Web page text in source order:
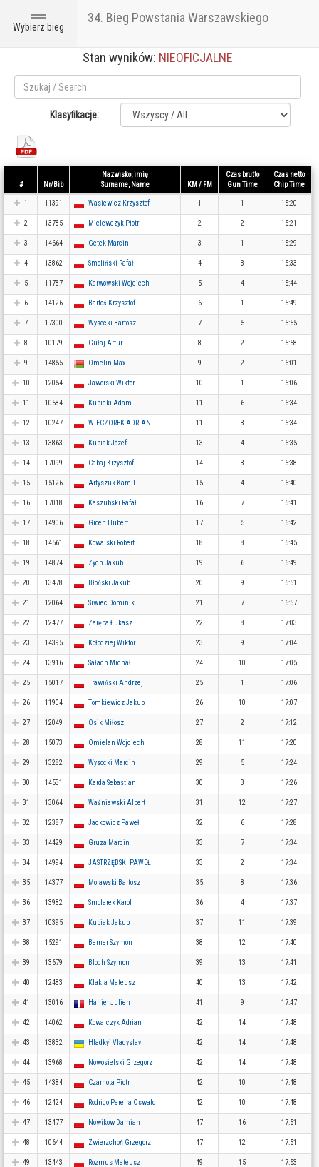
Toggle
navigation
Wybierz bieg
34. Bieg Powstania Warszawskiego
Stan wyników: NIEOFICJALNE
Klasyfikacje:
# Nr/Bib
Nazwisko, imię
Surname, Name
KM / FM
Czas brutto
Gun Time
Czas netto
Chip Time
1 11391 Wasiewicz Krzysztof 1 1 15:20
2 13785 Mielewczyk Piotr 2 2 15:21
3 14664 Getek Marcin 3 1 15:29
4 13862 Smoliński Rafał 4 3 15:33
5 11787 Karwowski Wojciech 5 4 15:44
6 14126 Bartoś Krzysztof 6 1 15:49
7 17300 Wysocki Bartosz 7 5 15:55
8 10179 Gułaj Artur 8 2 15:58
9 14855 Omelin Max 9 2 16:01
10 12054 Jaworski Wiktor 10 1 16:06
11 10584 Kubicki Adam 11 6 16:34
12 10247 WIECZOREK ADRIAN 11 3 16:34
13 13863 Kubiak Józef 13 4 16:35
14 17099 Cabaj Krzysztof 14 3 16:38
15 15126 Artyszuk Kamil 15 4 16:40
16 17018 Kaszubski Rafał 16 7 16:41
17 14906 Groen Hubert 17 5 16:42
18 14561 Kowalski Robert 18 8 16:45
19 14874 Zych Jakub 19 6 16:49
20 13478 Błoński Jakub 20 9 16:51
21 12064 Siwiec Dominik 21 7 16:57
22 12477 Zaręba Łukasz 22 8 17:03
23 14395 Kołodziej Wiktor 23 9 17:04
24 13916 Sałach Michał 24 10 17:05
25 15017 Trawiński Andrzej 25 1 17:06
26 11904 Tomkiewicz Jakub 26 10 17:07
27 12049 Osik Miłosz 27 2 17:12
28 15073 Omielan Wojciech 28 11 17:20
29 13282 Wysocki Marcin 29 5 17:24
30 14531 Karda Sebastian 30 3 17:26
31 13064 Waśniewski Albert 31 12 17:27
32 12387 Jackowicz Paweł 32 6 17:28
33 14429 Gruza Marcin 33 7 17:34
34 14994 JASTRZĘBSKI PAWEŁ 33 2 17:34
35 14377 Morawski Bartosz 35 8 17:36
36 13982 Smolarek Karol 36 4 17:37
37 10395 Kubiak Jakub 37 11 17:39
38 15291 Berner Szymon 38 12 17:40
39 13679 Bloch Szymon 39 13 17:41
40 12483 Klakla Mateusz 40 13 17:42
41 13016 Hallier Julien 41 9 17:47
42 14062 Kowalczyk Adrian 42 14 17:48
43 13832 Hladkyi Vladyslav 42 14 17:48
44 13968 Nowosielski Grzegorz 42 14 17:48
45 14384 Czarnota Piotr 42 10 17:48
46 12424 Rodrigo Pereira Oswald 42 10 17:48
47 13477 Nowikow Damian 47 16 17:51
48 10644 Zwierzchoń Grzegorz 47 12 17:51
49 13443 Rozmus Mateusz 49 15 17:53